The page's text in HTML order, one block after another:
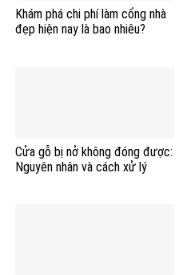
Khám phá chi phí làm cổng nhà
đẹp hiện nay là bao nhiêu?
Cửa gỗ bị nở không đóng được:
Nguyên nhân và cách xử lý